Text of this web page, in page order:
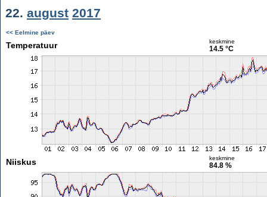
22. august 2017
<< Eelmine päev
Temperatuur keskmine
14.5 °C
Niiskus keskmine
84.8 %